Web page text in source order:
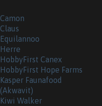
Camon
Claus
Equilannoo
Herre
HobbyFirst Canex
HobbyFirst Hope Farms
Kasper Faunafood
(Akwavit)
Kiwi Walker